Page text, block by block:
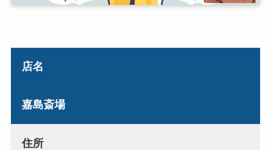
店名
嘉島斎場
住所